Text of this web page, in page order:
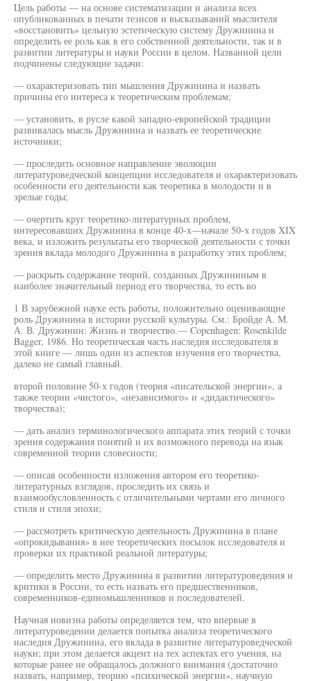
Цель работы — на основе систематизации и анализа всех
опубликованных в печати тезисов и высказываний мыслителя
«восстановить» цельную эстетическую систему Дружинина и
определить ее роль как в его собственной деятельности, так и в
развитии литературы и науки России в целом. Названной цели
подчинены следующие задачи:
— охарактеризовать тип мышления Дружинина и назвать
причины его интереса к теоретическим проблемам;
— установить, в русле какой западно-европейской традиции
развивалась мысль Дружинина и назвать ее теоретические
источники;
— проследить основное направление эволюции
литературоведческой концепции исследователя и охарактеризовать
особенности его деятельности как теоретика в молодости и в
зрелые годы;
— очертить круг теоретико-литературных проблем,
интересовавших Дружинина в конце 40-х—начале 50-х годов XIX
века, и изложить результаты его творческой деятельности с точки
зрения вклада молодого Дружинина в разработку этих проблем;
— раскрыть содержание теорий, созданных Дружининым в
наиболее значительный период его творчества, то есть во
1 В зарубежной науке есть работы, положительно оценивающие
роль Дружинина в истории русской культуры. См.: Бройде А. М.
А. В. Дружинин: Жизнь и творчество.— Copenhagen: Rosenkilde
Bagger, 1986. Но теоретическая часть наследия исследователя в
этой книге — лишь один из аспектов изучения его творчества,
далеко не самый главный.
второй половине 50-х годов (теория «писательской энергии», а
также теории «чистого», «независимого» и «дидактического»
творчества);
— дать анализ терминологического аппарата этих теорий с точки
зрения содержания понятий и их возможного перевода на язык
современной теории словесности;
— описав особенности изложения автором его теоретико-
литературных взглядов, проследить их связь и
взаимообусловленность с отличительными чертами его личного
стиля и стиля эпохи;
— рассмотреть критическую деятельность Дружинина в плане
«опрокидывания» в нее теоретических посылок исследователя и
проверки их практикой реальной литературы;
— определить место Дружинина в развитии литературоведения и
критики в России, то есть назвать его предшественников,
современников-единомышленников и последователей.
Научная новизна работы определяется тем, что впервые в
литературоведении делается попытка анализа теоретического
наследия Дружинина, его вклада в развитие литературоведческой
науки; при этом делается акцент на тех аспектах его учения, на
которые ранее не обращалось должного внимания (достаточно
назвать, например, теорию «психической энергии», научную